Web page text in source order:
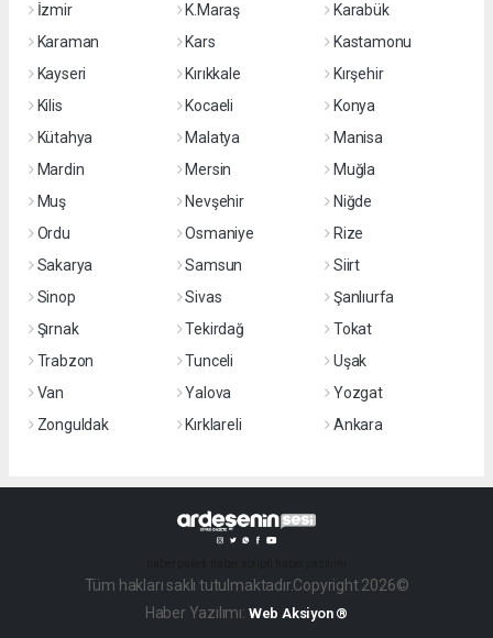
İzmir
K.Maraş
Karabük
Karaman
Kars
Kastamonu
Kayseri
Kırıkkale
Kırşehir
Kilis
Kocaeli
Konya
Kütahya
Malatya
Manisa
Mardin
Mersin
Muğla
Muş
Nevşehir
Niğde
Ordu
Osmaniye
Rize
Sakarya
Samsun
Siirt
Sinop
Sivas
Şanlıurfa
Şırnak
Tekirdağ
Tokat
Trabzon
Tunceli
Uşak
Van
Yalova
Yozgat
Zonguldak
Kırklareli Ankara
Tüm hakları saklı tutulmaktadır.Copyright 2026©
Haber Yazılımı: Web Aksiyon ®